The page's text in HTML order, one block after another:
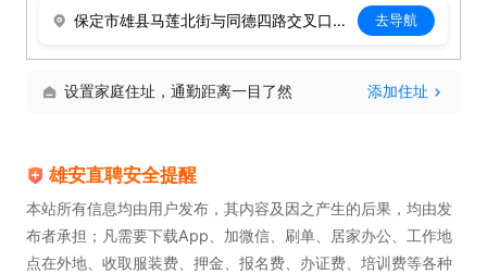
• 商务谈判、合同签订、订单跟进
• 催收货款，控制回款周期
保定市雄县马莲北街与同德四路交叉口西北100米 去导航
设置家庭住址，通勤距离一目了然 添加住址
雄安直聘安全提醒
本站所有信息均由用户发布，其内容及因之产生的后果，均由发
布者承担；凡需要下载App、加微信、刷单、居家办公、工作地
点在外地、收取服装费、押金、报名费、办证费、培训费等各种